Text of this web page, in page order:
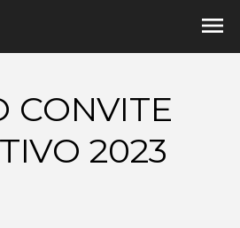
menu
CONVITE
2023